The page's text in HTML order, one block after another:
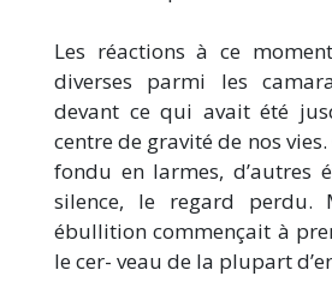
Les réactions à ce
diverses parmi les
devant ce qui avait été
centre de gravité de nos
fondu en larmes, d’autres
silence, le regard perdu.
ébullition commençait à
le cer- veau de la plupart